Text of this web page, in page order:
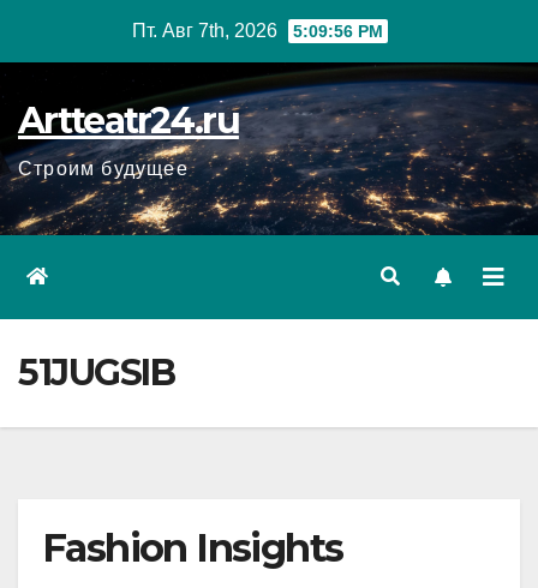
Пт. Авг 7th, 2026 5:09:57 PM
Artteatr24.ru
Строим будущее
51JUGSIB
Fashion Insights